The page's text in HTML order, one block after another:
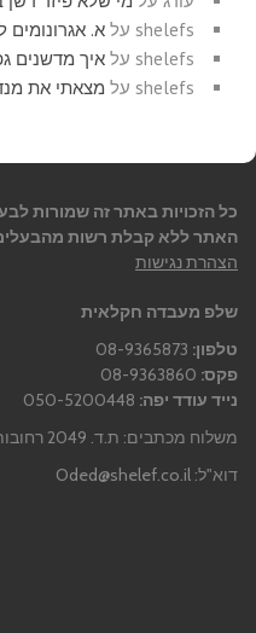
shelefs על א. אגרונומים
shelefs על איך מדשנים
shelefs על מצאתי את
כל הזכויות באתר זה שמורות
האתר ללא קבלת רשות
הצהרת נגישות
שלפ מעבדה חקלאית
טלפון:
פקס:
נייד עודד יפה:
משלוח מכתבים: ת.ד. 2049 רחובות 76120
דוא"ל: Oded@shelef.co.il